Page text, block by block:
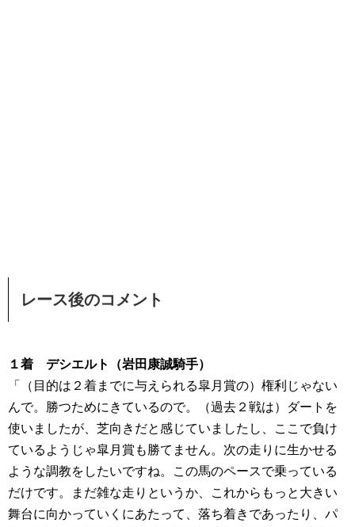
レース後のコメント
１着 デシエルト（岩田康誠騎手）
「（目的は２着までに与えられる皐月賞の）権利じゃない
んで。勝つためにきているので。（過去２戦は）ダートを
使いましたが、芝向きだと感じていましたし、ここで負け
ているようじゃ皐月賞も勝てません。次の走りに生かせる
ような調教をしたいですね。この馬のペースで乗っている
だけです。まだ雑な走りというか、これからもっと大きい
舞台に向かっていくにあたって、落ち着きであったり、パ